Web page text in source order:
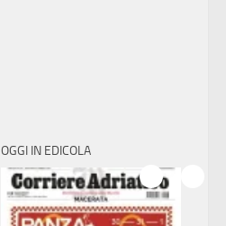
OGGI IN EDICOLA